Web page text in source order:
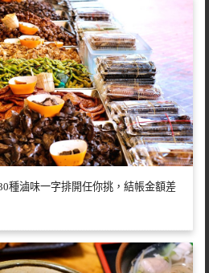
種滷味一字排開任你挑，結帳金額差